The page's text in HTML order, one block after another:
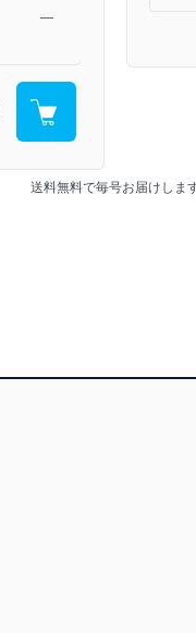
―
送料無料で毎号お届けしま